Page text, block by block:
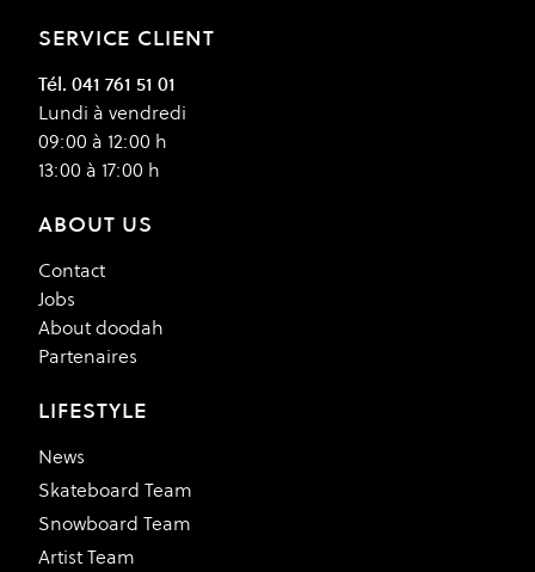
SERVICE CLIENT
Tél. 041 761 51 01
Lundi à vendredi
09:00 à 12:00 h
13:00 à 17:00 h
ABOUT US
Contact
Jobs
About doodah
Partenaires
LIFESTYLE
News
Skateboard Team
Snowboard Team
Artist Team